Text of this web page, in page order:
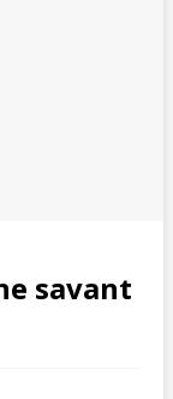
savant